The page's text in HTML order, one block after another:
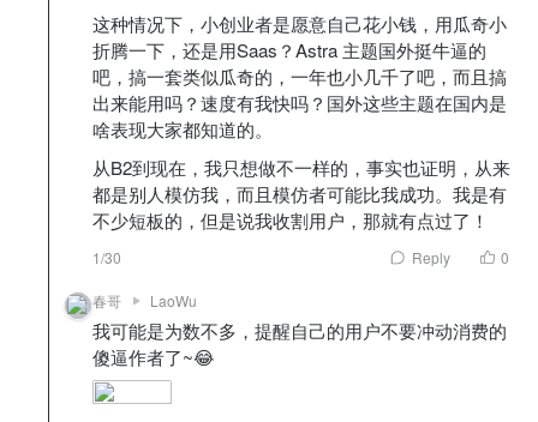
这种情况下，小创业者是愿意自己花小钱，用瓜奇小
折腾一下，还是用Saas？Astra 主题国外挺牛逼的
吧，搞一套类似瓜奇的，一年也小几千了吧，而且搞
出来能用吗？速度有我快吗？国外这些主题在国内是
啥表现大家都知道的。
从B2到现在，我只想做不一样的，事实也证明，从来
都是别人模仿我，而且模仿者可能比我成功。我是有
不少短板的，但是说我收割用户，那就有点过了！
1/30 Reply 0
春哥 LaoWu
我可能是为数不多，提醒自己的用户不要冲动消费的
傻逼作者了~😂